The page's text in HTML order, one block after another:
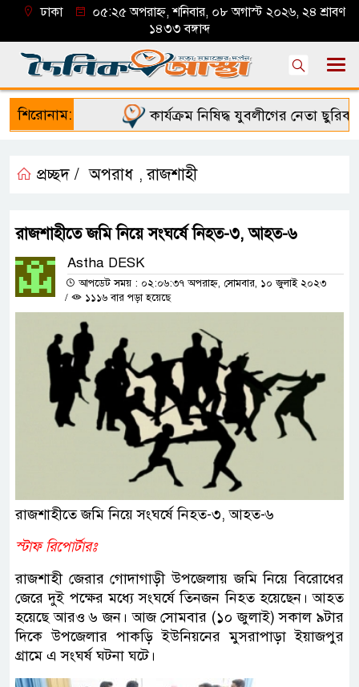
ঢাকা
০৫:২৫ অপরাহ্ন, শনিবার, ০৮ অগাস্ট ২০২৬, ২৪ শ্রাবণ
১৪৩৩ বঙ্গাব্দ
শিরোনাম: কার্যক্রম নিষিদ্ধ যুবলীগের নেতা
প্রচ্ছদ / অপরাধ ,রাজশাহী
রাজশাহীতে জমি নিয়ে সংঘর্ষে নিহত-৩, আহত-৬
Astha DESK
আপডেট সময় : ০২:০৬:৩৭ অপরাহ্ন, সোমবার, ১০ জুলাই ২০২৩
/
১১১৬ বার পড়া হয়েছে
রাজশাহীতে জমি নিয়ে সংঘর্ষে নিহত-৩, আহত-৬
স্টাফ রিপোর্টারঃ
রাজশাহী জেরার গোদাগাড়ী উপজেলায় জমি নিয়ে বিরোধের
জেরে দুই পক্ষের মধ্যে সংঘর্ষে তিনজন নিহত হয়েছেন। আহত
হয়েছে আরও ৬ জন। আজ সোমবার (১০ জুলাই) সকাল ৯টার
দিকে উপজেলার পাকড়ি ইউনিয়নের মুসরাপাড়া ইয়াজপুর
গ্রামে এ সংঘর্ষ ঘটনা ঘটে।